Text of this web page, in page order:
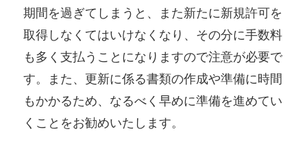
期間を過ぎてしまうと、また新たに新規許可を
取得しなくてはいけなくなり、その分に手数料
も多く支払うことになりますので注意が必要で
す。また、更新に係る書類の作成や準備に時間
もかかるため、なるべく早めに準備を進めてい
くことをお勧めいたします。